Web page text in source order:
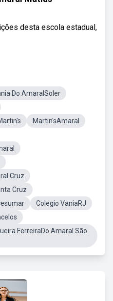
desta escola estadual,
Do AmaralSoler
Martin'sAmaral
Cruz
Cruz
Colegio VaniaRJ
FerreiraDo Amaral São